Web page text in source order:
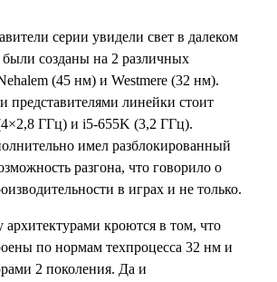
серии увидели свет в далеком
созданы на 2 различных
(45 нм) и Westmere (32 нм).
линейки стоит
ГГц) и i5-655K (3,2 ГГц).
имел разблокированный
разгона, что говорило о
в играх и не только.
кроются в том, что
по нормам техпроцесса 32 нм и
2 поколения. Да и